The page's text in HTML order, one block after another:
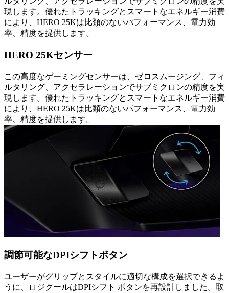
現します。優れたトラッキングとスマートなエネルギー消費
により、HERO 25Kは比類のないパフォーマンス、電力効
率、精度を提供します。
HERO 25Kセンサー
この高度なゲーミングセンサーは、ゼロスムージング、フィ
ルタリング、アクセラレーションでサブミクロンの精度を実
現します。優れたトラッキングとスマートなエネルギー消費
により、HERO 25Kは比類のないパフォーマンス、電力効
率、精度を提供します。
調節可能なDPIシフトボタン
ユーザーがグリップとスタイルに適切な構成を選択できるよ
うに、ロジクールはDPIシフト ボタンを再設計しました。取